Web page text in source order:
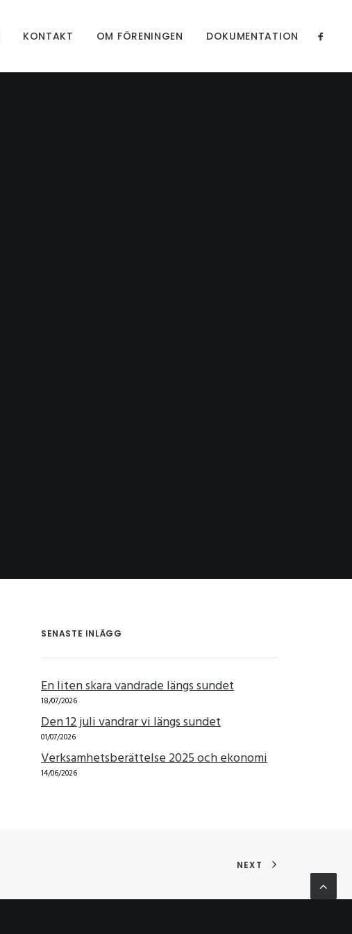
KONTAKT OM FÖRENINGEN DOKUMENTATION
SENASTE INLÄGG
En liten skara vandrade längs sundet
18/07/2026
Den 12 juli vandrar vi längs sundet
01/07/2026
Verksamhetsberättelse 2025 och ekonomi
14/06/2026
NEXT